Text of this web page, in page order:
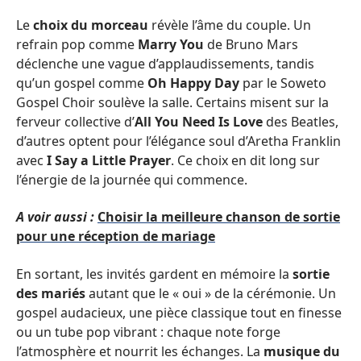
Lechoix du morceau révèle l’âme du couple. Un
refrain pop comme Marry You de Bruno Mars
déclenche une vague d’applaudissements, tandis
qu’un gospel comme Oh Happy Day par le Soweto
Gospel Choir soulève la salle. Certains misent sur la
ferveur collective d’All You Need Is Lovedes Beatles,
d’autres optent pour l’élégance soul d’Aretha Franklin
avec I Say a Little Prayer. Ce choix en dit long sur
l’énergie de la journée qui commence.
A voir aussi : Choisir la meilleure chanson de sortie
pour une réception de mariage
En sortant, les invités gardent en mémoire la sortie
des mariésautant que le « oui » de la cérémonie. Un
gospel audacieux, une pièce classique tout en finesse
ou un tube pop vibrant : chaque note forge
l’atmosphère et nourrit les échanges. La musique du